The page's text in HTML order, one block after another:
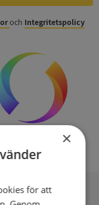
och Integritetspolicy
×
för att